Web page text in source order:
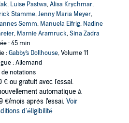
, Luise Pastwa,Alisa Krychmar,
Stamme,Jenny Maria Meyer,
Semm, Manuela Eifrig, Nadine
, Marnie Aramruck,Sina Zadra
: 45 min
:Gabby's Dollhouse, Volume 11
: Allemand
de notations
€ ou gratuit avec l'essai.
automatique à
€/mois après l'essai. Voir
d'éligibilité